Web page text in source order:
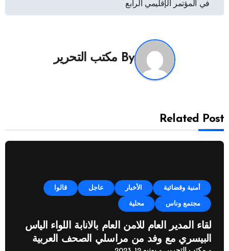
في المؤتمر الإقليمي الرابع
By مكتب التحرير
Related Post
أمنية وقضائية الأخبار عاجل قالوا
مجتمع وناس محلية
لقاء المدير العام للامن العام بالانابة اللواء الياس
البيسري مع وفد من مراسلي الصحف العربية